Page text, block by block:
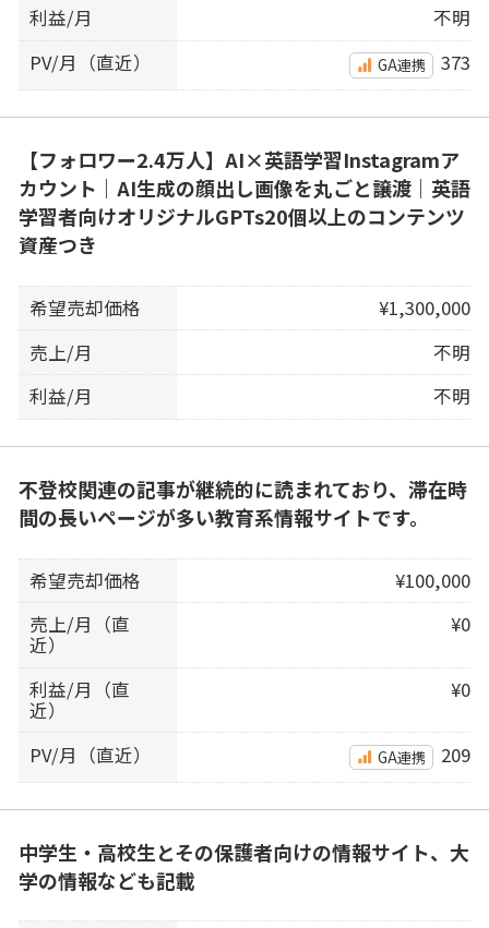
利益/月
不明
PV/月（直近）
GA連携 373
【フォロワー2.4万人】AI×英語学習Instagramア
カウント｜AI生成の顔出し画像を丸ごと譲渡｜英語
学習者向けオリジナルGPTs20個以上のコンテンツ
資産つき
希望売却価格
¥1,300,000
売上/月
不明
利益/月
不明
不登校関連の記事が継続的に読まれており、滞在時
間の長いページが多い教育系情報サイトです。
希望売却価格
¥100,000
売上/月（直
近）
¥0
利益/月（直
近）
¥0
PV/月（直近） GA連携 209
中学生・高校生とその保護者向けの情報サイト、大
学の情報なども記載